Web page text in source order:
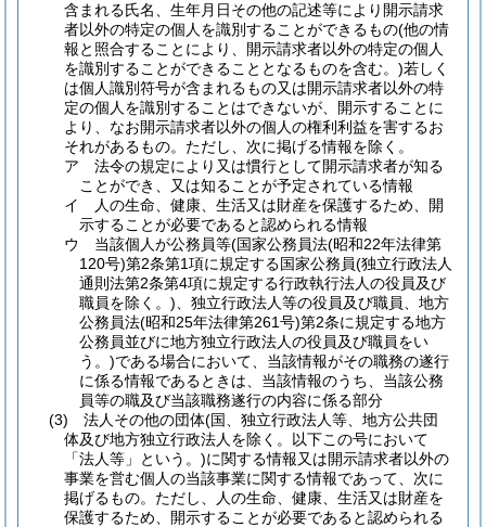
含まれる氏名、生年月日その他の記述等により開示請求
者以外の特定の個人を識別することができるもの(他の情
報と照合することにより、開示請求者以外の特定の個人
を識別することができることとなるものを含む。)若しく
は個人識別符号が含まれるもの又は開示請求者以外の特
定の個人を識別することはできないが、開示することに
より、なお開示請求者以外の個人の権利利益を害するお
それがあるもの。 ただし、次に掲げる情報を除く。
ア
法令の規定により又は慣行として開示請求者が知る
ことができ、又は知ることが予定されている情報
イ
人の生命、健康、生活又は財産を保護するため、開
示することが必要であると認められる情報
ウ
当該個人が公務員等(国家公務員法(昭和22年法律第
120号)第2条第1項に規定する国家公務員(独立行政法人
通則法第2条第4項に規定する行政執行法人の役員及び
職員を除く。) 、独立行政法人等の役員及び職員、地方
公務員法(昭和25年法律第261号)第2条に規定する地方
公務員並びに地方独立行政法人の役員及び職員をい
う。)である場合において、当該情報がその職務の遂行
に係る情報であるときは、当該情報のうち、当該公務
員等の職及び当該職務遂行の内容に係る部分
(3)
法人その他の団体(国、独立行政法人等、地方公共団
体及び地方独立行政法人を除く。以下この号において
「法人等」という。)に関する情報又は開示請求者以外の
事業を営む個人の当該事業に関する情報であって、次に
掲げるもの。 ただし、人の生命、健康、生活又は財産を
保護するため、開示することが必要であると認められる